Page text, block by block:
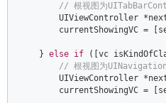
// 根视图为
UIViewController
currentShowingVC =
    }
else if ([vc
// 根视图为
UIViewController
currentShowingVC =